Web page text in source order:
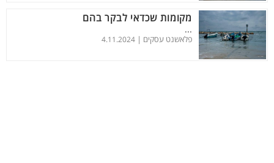
מקומות שכדאי לבקר בהם
...
פלאשנט עסקים | 4.11.2024